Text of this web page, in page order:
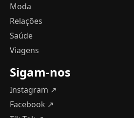
Moda
Relações
Saúde
Viagens
Sigam-nos
Instagram ↗
Facebook ↗